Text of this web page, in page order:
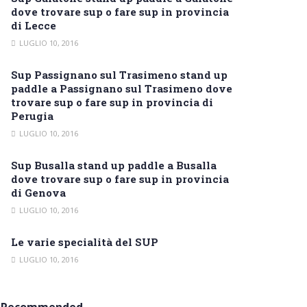
dove trovare sup o fare sup in provincia
di Lecce
LUGLIO 10, 2016
Sup Passignano sul Trasimeno stand up
paddle a Passignano sul Trasimeno dove
trovare sup o fare sup in provincia di
Perugia
LUGLIO 10, 2016
Sup Busalla stand up paddle a Busalla
dove trovare sup o fare sup in provincia
di Genova
LUGLIO 10, 2016
Le varie specialità del SUP
LUGLIO 10, 2016